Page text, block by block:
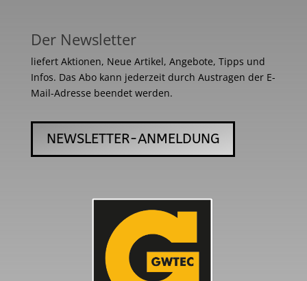
Der Newsletter
liefert Aktionen, Neue Artikel, Angebote, Tipps und
Infos. Das Abo kann jederzeit durch Austragen der E-
Mail-Adresse beendet werden.
NEWSLETTER-ANMELDUNG